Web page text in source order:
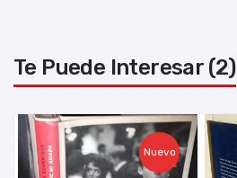
Te Puede Interesar (2)
Nuevo